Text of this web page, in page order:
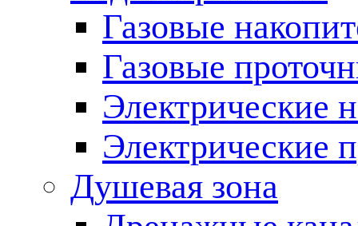
Газовые
Газовые
Электрические
Электрические
Душевая зона